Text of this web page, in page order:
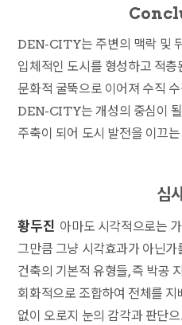
DEN-CITY는 주변의 맥락 및
입체적인 도시를 형성하고 적층
문화적 굴뚝으로 이어져 수직
DEN-CITY는 개성의 중심이
주축이 되어 도시 발전을 이끄
심
황두진 아마도 시각적으로는
그만큼 그냥 시각효과가 아닌
건축의 기본적 유형들, 즉 박공
회화적으로 조합하여 전체를 지
없이 오로지 눈의 감각과 판단